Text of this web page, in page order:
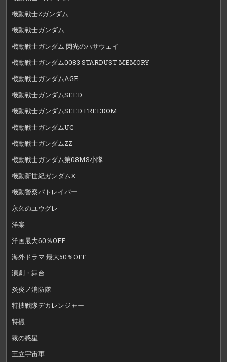
機動戦士Zガンダム
機動戦士ガンダム
機動戦士ガンダム 閃光のハサウェイ
機動戦士ガンダム0083 STARDUST MEMORY
機動戦士ガンダムAGE
機動戦士ガンダムSEED
機動戦士ガンダムSEED FREEDOM
機動戦士ガンダムUC
機動戦士ガンダムZZ
機動戦士ガンダム第08MS小隊
機動新世紀ガンダムX
機動警察パトレイバー
永久のユウグレ
洋楽
洋画最大60％OFF
海外ドラマ 最大50％OFF
演劇・舞台
炎炎ノ消防隊
特捜戦隊デカレンジャー
特撮
猿の惑星
王立宇宙軍